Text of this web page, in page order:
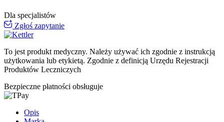
Dla specjalistów
Zgłoś zapytanie
To jest produkt medyczny. Należy używać ich zgodnie z instrukcją
użytkowania lub etykietą. Zgodnie z definicją Urzędu Rejestracji
Produktów Leczniczych
Bezpieczne płatności obsługuje
Opis